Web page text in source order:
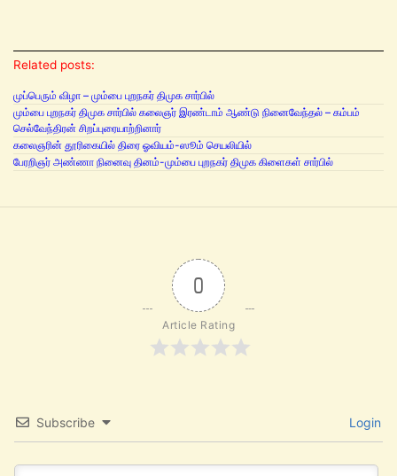
Related posts:
முப்பெரும் விழா – மும்பை புறநகர் திமுக சார்பில்
மும்பை புறநகர் திமுக சார்பில் கலைஞர் இரண்டாம் ஆண்டு நினைவேந்தல் – கம்பம்
செல்வேந்திரன் சிறப்புரையாற்றினார்
கலைஞரின் தூரிகையில் திரை ஓவியம்-ஸூம் செயலியில்
பேரறிஞர் அண்ணா நினைவு தினம்-மும்பை புறநகர் திமுக கிளைகள் சார்பில்
0
Article Rating
Subscribe Login